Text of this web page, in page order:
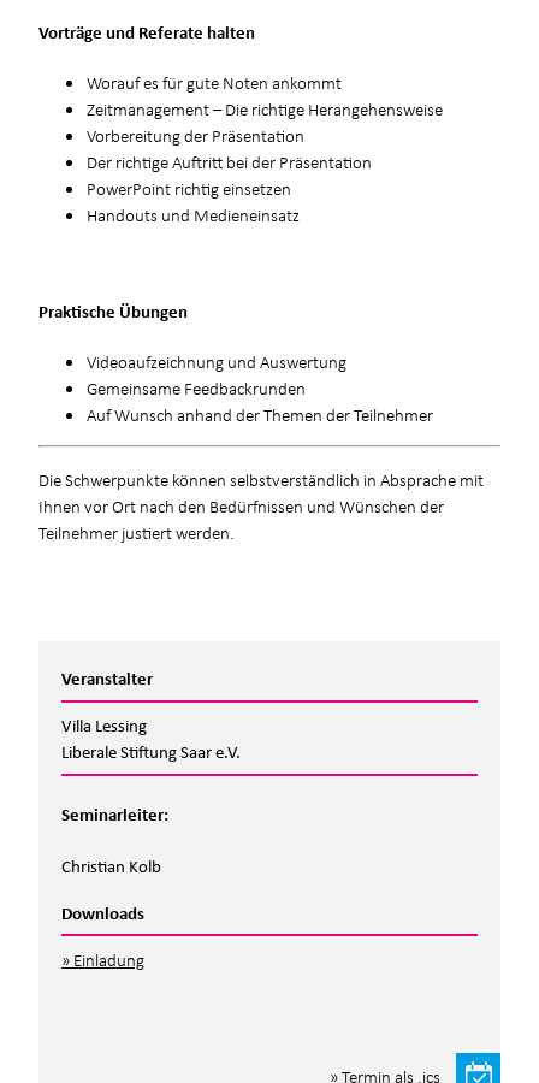
Vorträge und Referate halten
Worauf es für gute Noten ankommt
Zeitmanagement – Die richtige Herangehensweise
Vorbereitung der Präsentation
Der richtige Auftritt bei der Präsentation
PowerPoint richtig einsetzen
Handouts und Medieneinsatz
Praktische Übungen
Videoaufzeichnung und Auswertung
Gemeinsame Feedbackrunden
Auf Wunsch anhand der Themen der Teilnehmer
Die Schwerpunkte können selbstverständlich in Absprache mit
Ihnen vor Ort nach den Bedürfnissen und Wünschen der
Teilnehmer justiert werden.
Veranstalter
Villa Lessing
Liberale Stiftung Saar e.V.
Seminarleiter:
Christian Kolb
Downloads
Einladung
Termin als .ics